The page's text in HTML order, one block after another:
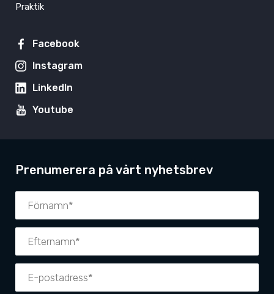
Praktik
Facebook
Instagram
LinkedIn
Youtube
Prenumerera på vårt nyhetsbrev